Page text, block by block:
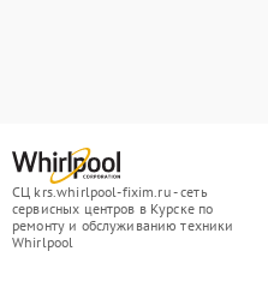
СЦ krs.whirlpool-fixim.ru - сеть
сервисных центров в Курске по
ремонту и обслуживанию техники
Whirlpool